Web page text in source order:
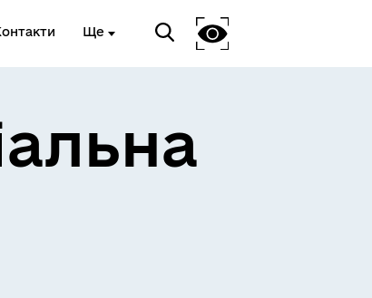
Ще
Доступ до публічної
інформації